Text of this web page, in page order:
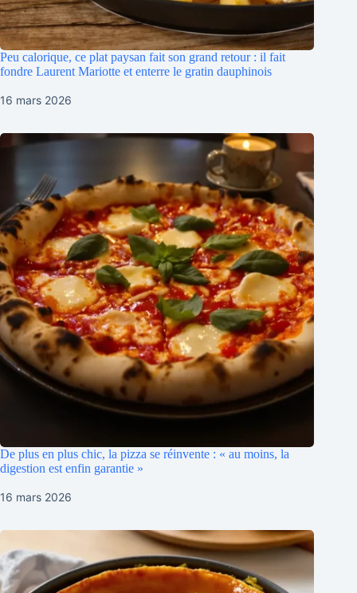
Peu calorique, ce plat paysan fait son grand retour : il fait
fondre Laurent Mariotte et enterre le gratin dauphinois
16 mars 2026
De plus en plus chic, la pizza se réinvente : « au moins, la
digestion est enfin garantie »
16 mars 2026